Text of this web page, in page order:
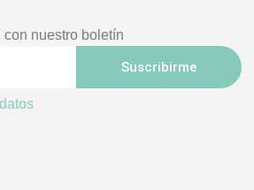
con nuestro boletín
Suscribirme